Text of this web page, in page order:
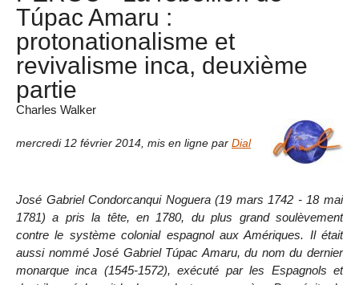
Túpac Amaru :
protonationalisme et
revivalisme inca, deuxième
partie
Charles Walker
mercredi 12 février 2014 mis en ligne par Dial
José Gabriel Condorcanqui Noguera (19 mars 1742 - 18 mai
1781) a pris la tête, en 1780, du plus grand soulèvement
contre le système colonial espagnol aux Amériques. Il était
aussi nommé José Gabriel Túpac Amaru, du nom du dernier
monarque inca (1545-1572), exécuté par les Espagnols et